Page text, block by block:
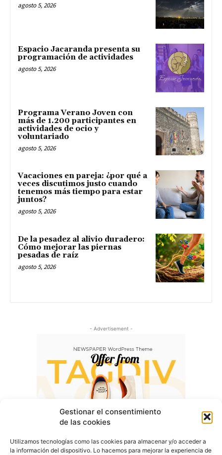
Gestionar el consentimiento
de las cookies
Utilizamos tecnologías como las cookies para almacenar y/o acceder a
la información del dispositivo. Lo hacemos para mejorar la experiencia de
agosto 5, 2026
Espacio Jacaranda presenta su
programación de actividades
agosto 5, 2026
Programa Verano Joven con
más de 1.200 participantes en
actividades de ocio y
voluntariado
agosto 5, 2026
Vacaciones en pareja: ¿por qué a
veces discutimos justo cuando
tenemos más tiempo para estar
juntos?
agosto 5, 2026
De la pesadez al alivio duradero:
Cómo mejorar las piernas
pesadas de raíz
agosto 5, 2026
- Advertisement -